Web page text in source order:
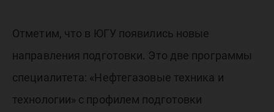
Отметим, что в ЮГУ появились новые
направления подготовки. Это две программы
специалитета: «Нефтегазовые техника и
технологии» с профилем подготовки